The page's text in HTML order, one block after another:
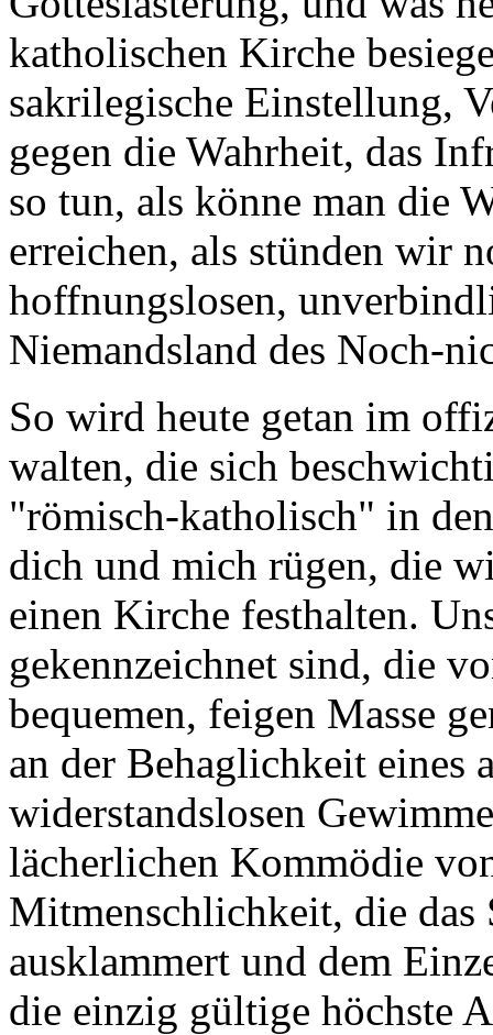
katholischen Kirche
sakrilegische Einstellung,
gegen die Wahrheit, das
so tun, als könne man die
erreichen, als stünden wir
hoffnungslosen,
Niemandsland des Noch-
So wird heute getan im
walten, die sich
"römisch-katholisch" in
dich und mich rügen, die
einen Kirche festhalten.
gekennzeichnet sind, die
bequemen, feigen Masse
an der Behaglichkeit eines
widerstandslosen
lächerlichen Kommödie
Mitmenschlichkeit, die das
ausklammert und dem
die einzig gültige höchste